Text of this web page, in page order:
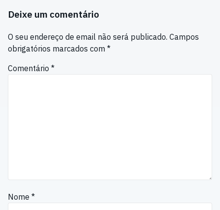
Deixe um comentário
O seu endereço de email não será publicado. Campos
obrigatórios marcados com *
Comentário *
Nome *